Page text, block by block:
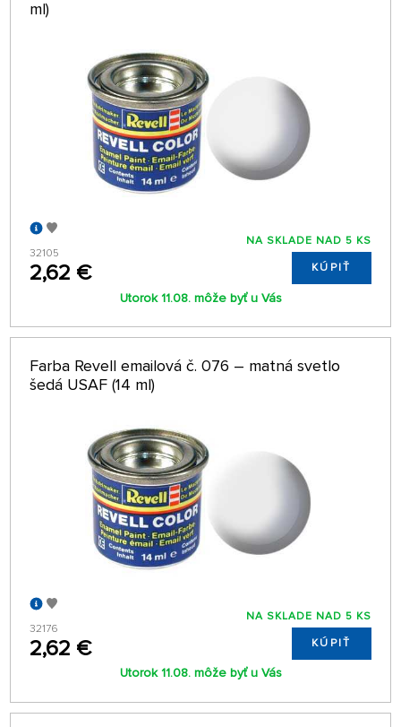
ml)
32105
2,62 €
NA SKLADE NAD 5 KS
KÚPIŤ
Utorok 11.08. môže byť u Vás
Farba Revell emailová č. 076 – matná svetlo
šedá USAF (14 ml)
32176
2,62 €
NA SKLADE NAD 5 KS
KÚPIŤ
Utorok 11.08. môže byť u Vás